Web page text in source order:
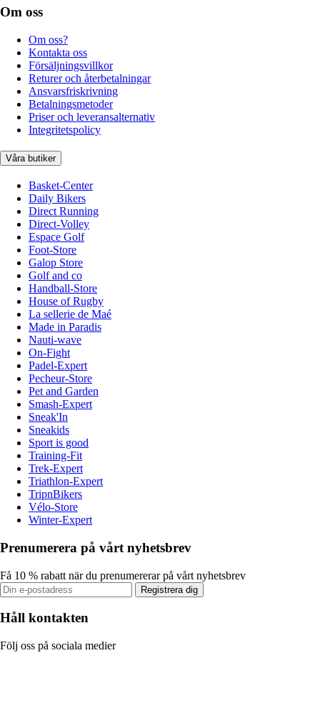
Om oss
Om oss?
Kontakta oss
Försäljningsvillkor
Returer och återbetalningar
Ansvarsfriskrivning
Betalningsmetoder
Priser och leveransalternativ
Integritetspolicy
Våra butiker
Basket-Center
Daily Bikers
Direct Running
Direct-Volley
Espace Golf
Foot-Store
Galop Store
Golf and co
Handball-Store
House of Rugby
La sellerie de Maé
Made in Paradis
Nauti-wave
On-Fight
Padel-Expert
Pecheur-Store
Pet and Garden
Smash-Expert
Sneak'In
Sneakids
Sport is good
Training-Fit
Trek-Expert
Triathlon-Expert
TripnBikers
Vélo-Store
Winter-Expert
Prenumerera på vårt nyhetsbrev
Få 10 % rabatt när du prenumererar på vårt nyhetsbrev
Registrera dig
Håll kontakten
Följ oss på sociala medier